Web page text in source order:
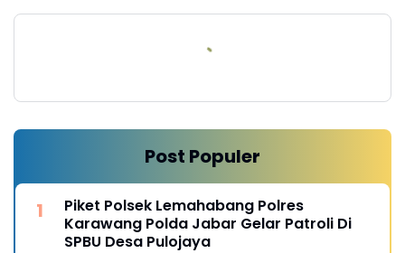
Post Populer
Piket Polsek Lemahabang Polres
Karawang Polda Jabar Gelar Patroli Di
SPBU Desa Pulojaya